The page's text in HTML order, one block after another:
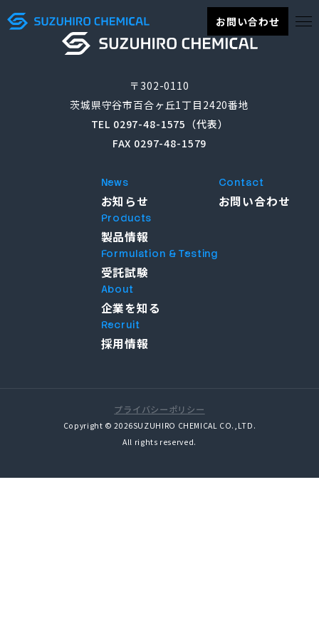
お問い合わせ
〒302-0110
茨城県守谷市百合ヶ丘1丁目2420番地
TEL 0297-48-1575（代表）
FAX 0297-48-1579
News
お知らせ
Products
製品情報
Formulation & Testing
受託試験
About
企業を知る
Recruit
採用情報
Contact
お問い合わせ
Copyright © 2026SUZUHIRO CHEMICAL CO.,LTD.
All rights reserved.
プライバシーポリシー